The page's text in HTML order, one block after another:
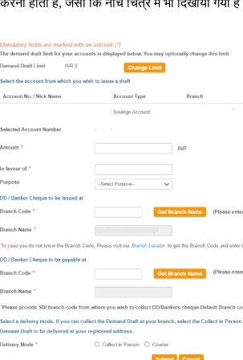
करनी होती है, जैसा कि नीचे चित्र में भी दिखाया गया है।